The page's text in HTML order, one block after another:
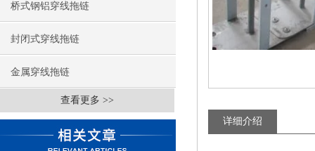
桥式钢铝穿线拖链
封闭式穿线拖链
金属穿线拖链
查看更多 >>
详细介绍